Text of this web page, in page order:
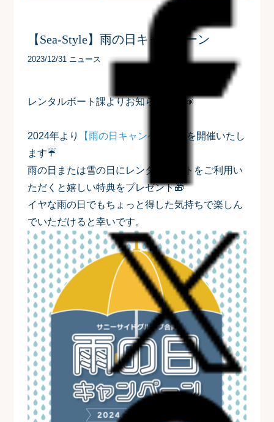
【Sea-Style】雨の日キャンペーン
2023/12/31 ニュース
レンタルボート課よりお知らせです📣
2024年より 【雨の日キャンペーン】
を開催いたし
ます☔
雨の日または雪の日にレンタルボートをご利用い
ただくと嬉しい特典をプレゼント🎁
イヤな雨の日でもちょっと得した気持ちで楽しん
でいただけると幸いです。